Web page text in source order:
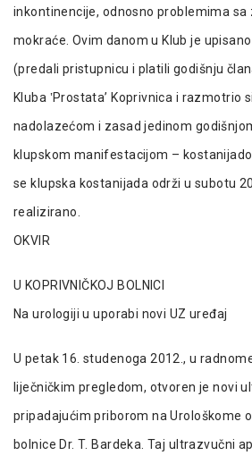
inkontinencije, odnosno problemima sa
mokraće. Ovim danom u Klub je
(predali pristupnicu i platili godišnju
Kluba ‛Prostata’ Koprivnica i razmotrio
nadolazećom i zasad jedinom
klupskom manifestacijom –
se klupska kostanijada održi u subotu
realizirano.
OKVIR
U KOPRIVNIČKOJ BOLNICI
Na urologiji u uporabi novi UZ uređaj
U petak 16. studenoga 2012., u
liječničkim pregledom, otvoren je novi
pripadajućim priborom na Urološkome
bolnice Dr. T. Bardeka. Taj ultrazvučni